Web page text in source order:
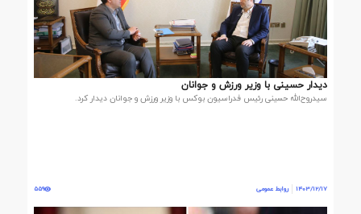
دیدار حسینی با وزیر ورزش و جوانان
سید‌روح‌الله حسینی رئیس فدراسیون بوکس با وزیر ورزش و جوانان دیدار کرد.
1403/12/17 روابط عمومی 559